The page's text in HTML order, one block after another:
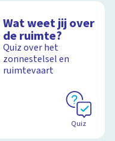
Wat weet jij over
de ruimte?
Quiz over het
zonnestelsel en
ruimtevaart
Quiz